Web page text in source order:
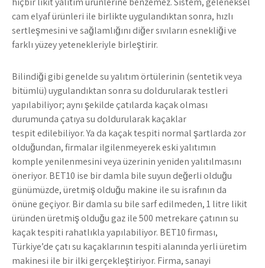
cam elyaf ürünleri ile birlikte uygulandıktan sonra, hızlı
sertleşmesini ve sağlamlığını diğer sıvıların esnekliği ve
farklı yüzey yetenekleriyle birleştirir.
Bilindiği gibi genelde su yalıtım örtülerinin (sentetik veya
bitümlü) uygulandıktan sonra su doldurularak testleri
yapılabiliyor; aynı şekilde çatılarda kaçak olması
durumunda çatıya su doldurularak kaçaklar
tespit edilebiliyor. Ya da kaçak tespiti normal şartlarda zor
olduğundan, firmalar ilgilenmeyerek eski yalıtımın
komple yenilenmesini veya üzerinin yeniden yalıtılmasını
öneriyor. BET10 ise bir damla bile suyun değerli olduğu
günümüzde, üretmiş olduğu makine ile su israfının da
önüne geçiyor. Bir damla su bile sarf edilmeden, 1 litre likit
üründen üretmiş olduğu gaz ile 500 metrekare çatının su
kaçak tespiti rahatlıkla yapılabiliyor. BET10 firması,
Türkiye’de çatı su kaçaklarının tespiti alanında yerli üretim
makinesi ile bir ilki gerçekleştiriyor. Firma, sanayi